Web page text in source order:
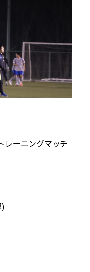
レーニングマッチ